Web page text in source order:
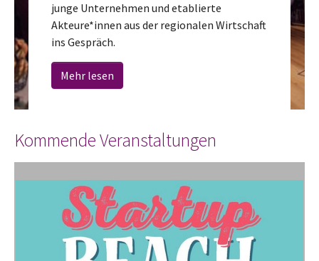
junge Unternehmen und etablierte
Akteure*innen aus der regionalen Wirtschaft
ins Gespräch.
Mehr lesen
Kommende Veranstaltungen